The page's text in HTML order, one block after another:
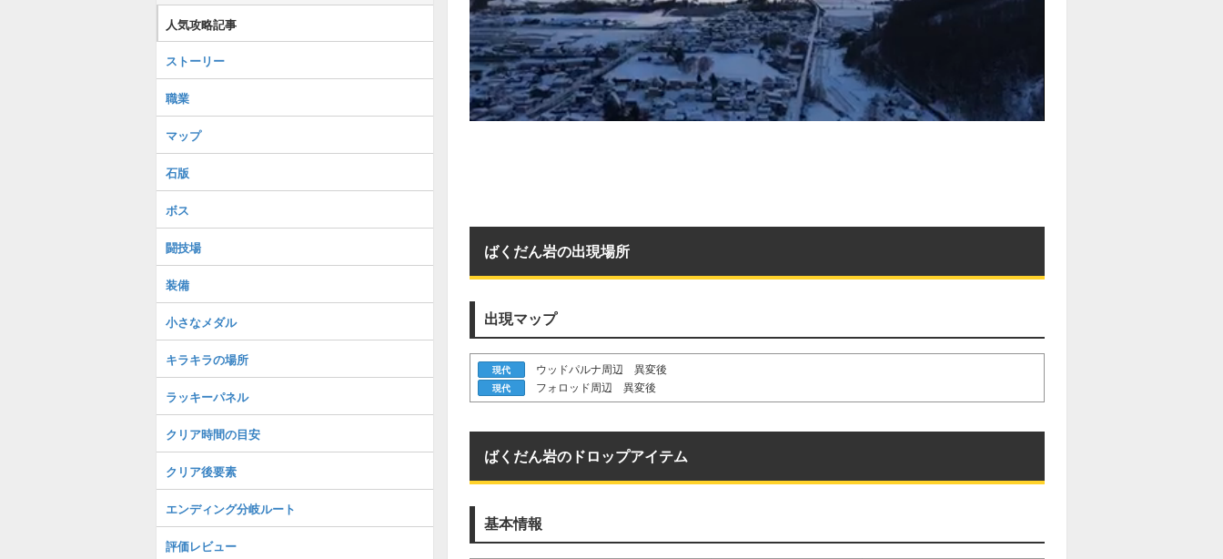
ばくだん岩の出現場所
出現マップ
現代 ウッドパルナ周辺 異変後
現代 フォロッド周辺 異変後
ばくだん岩のドロップアイテム
基本情報
人気攻略記事
ストーリー
職業
マップ
石版
ボス
闘技場
装備
小さなメダル
キラキラの場所
ラッキーパネル
クリア時間の目安
クリア後要素
エンディング分岐ルート
評価レビュー